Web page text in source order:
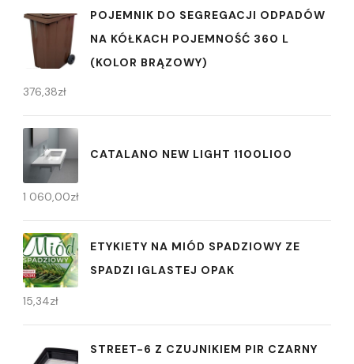
POJEMNIK DO SEGREGACJI ODPADÓW
NA KÓŁKACH POJEMNOŚĆ 360 L
(KOLOR BRĄZOWY)
376,38zł
CATALANO NEW LIGHT 1100LI00
1 060,00zł
ETYKIETY NA MIÓD SPADZIOWY ZE
SPADZI IGLASTEJ OPAK
15,34zł
STREET-6 Z CZUJNIKIEM PIR CZARNY